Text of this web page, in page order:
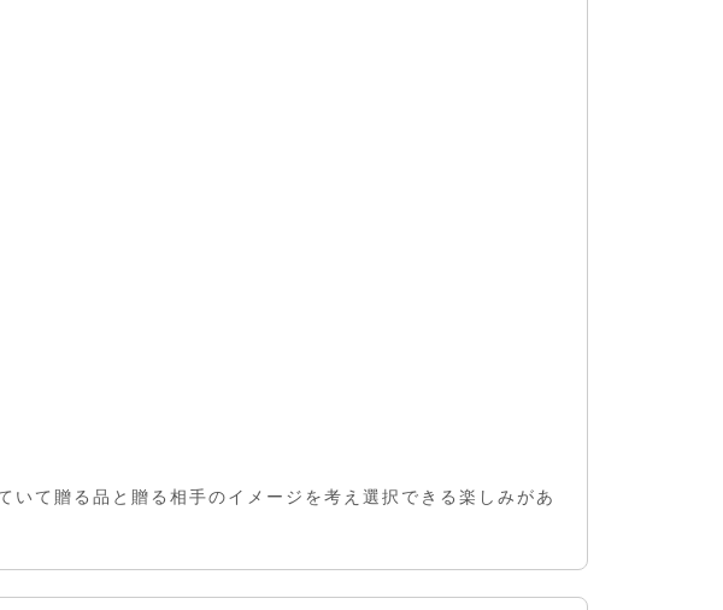
て贈る品と贈る相手のイメージを考え選択できる楽しみがあ